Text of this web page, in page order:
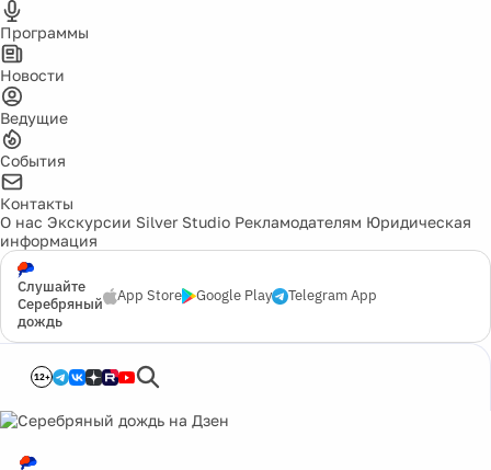
Программы
Новости
Ведущие
События
Контакты
О нас Экскурсии Silver Studio Рекламодателям Юридическая
информация
Слушайте
Серебряный
дождь
App Store Google Play Telegram App
12+